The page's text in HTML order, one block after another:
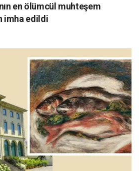
en ölümcül muhteşem
imha edildi